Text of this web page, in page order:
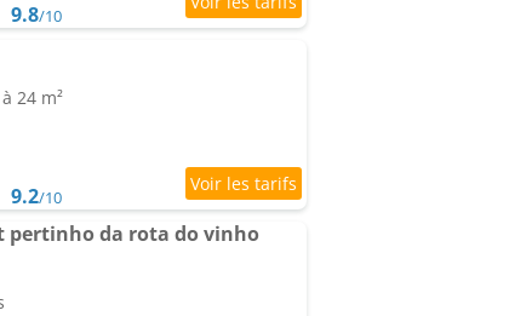
9.8/10
24 m²
9.2/10
da rota do vinho